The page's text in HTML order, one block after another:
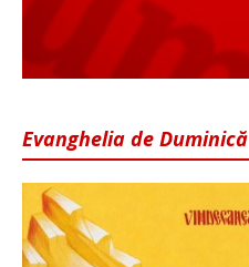
Evanghelia de Duminică